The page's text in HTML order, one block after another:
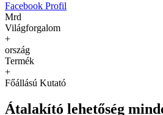
Facebook Profil
Mrd
Világforgalom
+
ország
Termék
+
Főállású Kutató
Átalakító lehetőség